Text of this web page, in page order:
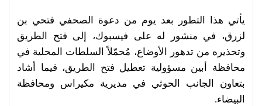
يأتي هذا التطور بعد يوم من دعوة الصحفي فتحي بن
لزرق، في منشور له على فيسبوك، إلى فتح الطريق
وتحذيره من تدهور الأوضاع، مُحمّلاً السلطات المحلية في
محافظة أبين مسؤولية تعطيل فتح الطريق، فيما أشاد
بتعاون الجانب الحوثي في مديرية مكيراس ومحافظة
البيضاء.